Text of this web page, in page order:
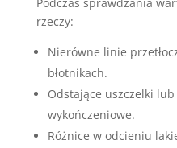
rzeczy:
Nierówne linie
błotnikach.
Odstające uszczelki
wykończeniowe.
Różnice w odcieniu